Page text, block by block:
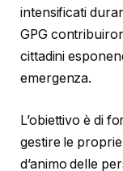
intensificati
GPG
cittadini
emergenza.
L’obiettivo è di
gestire le
d’animo delle